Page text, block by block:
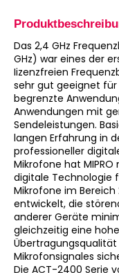
Das 2,4 GHz
GHz) war eines der
Iizenzfreien
sehr gut geeignet
begrenzte
Anwendungen mit
Sendeleistungen.
langen Erfahrung in
professioneller
Mikrofone hat
digitale Technologie
Mikrofone im Bereich
entwickelt, die
anderer Geräte
gleichzeitig eine hohe
Übertragungsqualität
Mikrofonsignales
Die ACT-2400 Serie